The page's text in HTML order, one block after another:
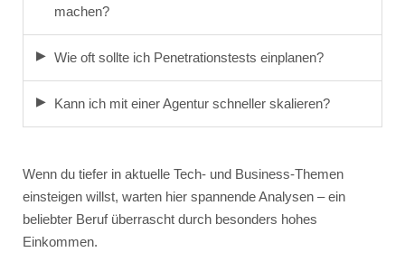
machen?
Wie oft sollte ich Penetrationstests einplanen?
Kann ich mit einer Agentur schneller skalieren?
Wenn du tiefer in aktuelle Tech- und Business-Themen
einsteigen willst, warten hier spannende Analysen – ein
beliebter Beruf überrascht durch besonders hohes
Einkommen.